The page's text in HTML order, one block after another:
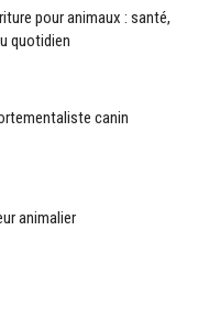
pour animaux : santé,
quotidien
canin
animalier